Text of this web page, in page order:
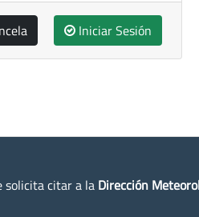
Iniciar Sesión
solicita citar a la Dirección